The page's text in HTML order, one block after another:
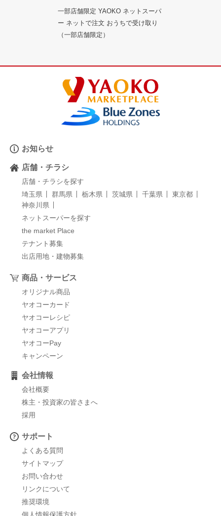
一部店舗限定 YAOKO ネットスーパ
ー ネットで注文 おうちで受け取り
（一部店舗限定）
お知らせ
店舗・チラシ
店舗・チラシを探す
埼玉県
群馬県 栃木県 茨城県 千葉県
東京都
神奈川県
ネットスーパーを探す
the market Place
テナント募集
出店用地・建物募集
商品・サービス
オリジナル商品
ヤオコーカード
ヤオコーレシピ
ヤオコーアプリ
ヤオコーPay
キャンペーン
会社情報
会社概要
株主・投資家の皆さまへ
採用
サポート
よくある質問
サイトマップ
お問い合わせ
リンクについて
推奨環境